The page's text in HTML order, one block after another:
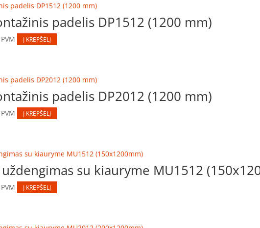
padelis DP1512 (1200 mm)
Į KREPŠELĮ
padelis DP2012 (1200 mm)
Į KREPŠELĮ
su kiauryme MU1512
Į KREPŠELĮ